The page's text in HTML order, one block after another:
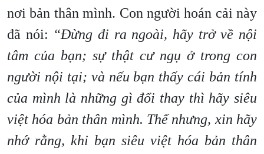
nơi bản thân mình. Con người hoán cải này
đã nói: “Đừng đi ra ngoài, hãy trở về nội
tâm của bạn; sự thật cư ngụ ở trong con
người nội tại; và nếu bạn thấy cái bản tính
của mình là những gì đổi thay thì hãy siêu
việt hóa bản thân mình. Thế nhưng, xin hãy
nhớ rằng, khi bạn siêu việt hóa bản thân